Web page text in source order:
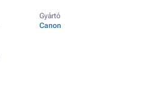
Gyártó
Canon